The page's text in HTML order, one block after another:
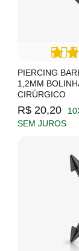
PIERCING
1,2MM
CIRÚRGICO
R$ 20,20
SEM JUROS